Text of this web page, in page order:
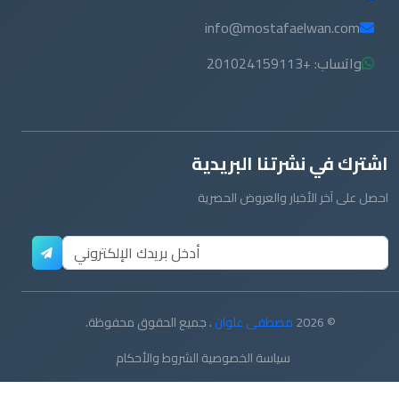
info@mostafaelwan.com
واتساب: +201024159113
اشترك في نشرتنا البريدية
احصل على آخر الأخبار والعروض الحصرية
© 2026 مصطفى علوان. جميع الحقوق محفوظة.
سياسة الخصوصيةالشروط والأحكام